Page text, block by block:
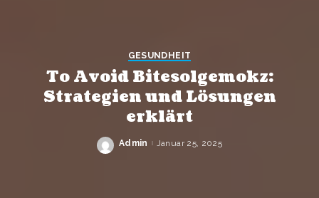
GESUNDHEIT
To Avoid Bitesolgemokz:
Strategien und Lösungen
erklärt
Posted
Admin Januar 25, 2025